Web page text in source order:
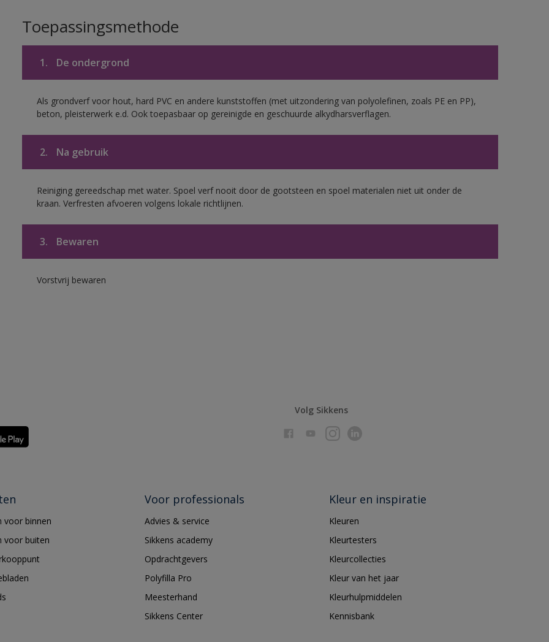
Toepassingsmethode
1. De ondergrond
Als grondverf voor hout, hard PVC en andere kunststoffen (met uitzondering van polyolefinen, zoals PE en PP),
beton, pleisterwerk e.d. Ook toepasbaar op gereinigde en geschuurde alkydharsverflagen.
2. Na gebruik
Reiniging gereedschap met water. Spoel verf nooit door de gootsteen en spoel materialen niet uit onder de
kraan. Verfresten afvoeren volgens lokale richtlijnen.
3. Bewaren
Vorstvrij bewaren
Volg Sikkens
voor binnen
voor buiten
Voor professionals
Advies & service
Sikkens academy
Opdrachtgevers
Polyfilla Pro
Meesterhand
Sikkens Center
Kleur en inspiratie
Kleuren
Kleurtesters
Kleurcollecties
Kleur van het jaar
Kleurhulpmiddelen
Kennisbank